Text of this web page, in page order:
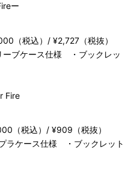
ー
（税込）/ ¥2,727（税抜）
ブケース仕様 ・ブックレッ
Fire
（税込）/ ¥909（税抜）
ラケース仕様 ・ブックレット